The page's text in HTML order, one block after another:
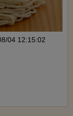
04 12:15:02